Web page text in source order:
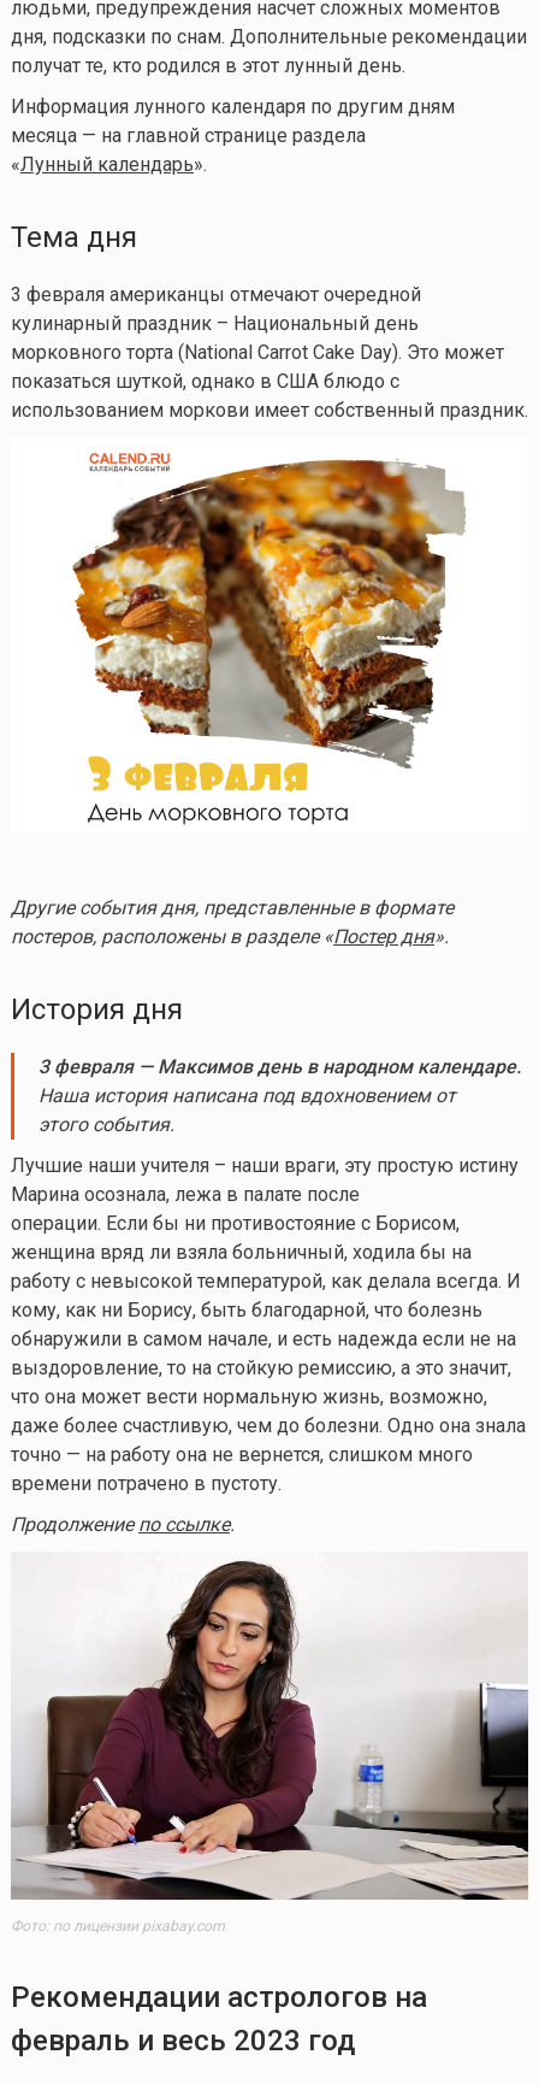
людьми, предупреждения насчет сложных моментов
дня, подсказки по снам. Дополнительные рекомендации
получат те, кто родился в этот лунный день.
Информация лунного календаря по другим дням
месяца — на главной странице раздела
«Лунный календарь».
Тема дня
3 февраля американцы отмечают очередной
кулинарный праздник – Национальный день
морковного торта (National Carrot Cake Day). Это может
показаться шуткой, однако в США блюдо с
использованием моркови имеет собственный праздник.
Другие события дня, представленные в формате
постеров, расположены в разделе «Постер дня».
История дня
3 февраля — Максимов день в народном календаре.
Наша история написана под вдохновением от
этого события.
Лучшие наши учителя – наши враги, эту простую истину
Марина осознала, лежа в палате после
операции. Если бы ни противостояние с Борисом,
женщина вряд ли взяла больничный, ходила бы на
работу с невысокой температурой, как делала всегда. И
кому, как ни Борису, быть благодарной, что болезнь
обнаружили в самом начале, и есть надежда если не на
выздоровление, то на стойкую ремиссию, а это значит,
что она может вести нормальную жизнь, возможно,
даже более счастливую, чем до болезни. Одно она знала
точно — на работу она не вернется, слишком много
времени потрачено в пустоту.
Продолжениепо ссылке.
Фото: по лицензии pixabay.com
Рекомендации астрологов на
февраль и весь 2023 год